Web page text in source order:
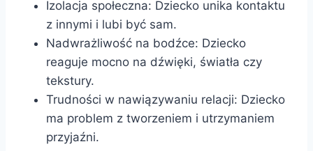
Izolacja społeczna: Dziecko unika kontaktu
z innymi i lubi być sam.
Nadwrażliwość na bodźce: Dziecko
reaguje mocno na dźwięki, światła czy
tekstury.
Trudności w nawiązywaniu relacji: Dziecko
ma problem z tworzeniem i utrzymaniem
przyjaźni.